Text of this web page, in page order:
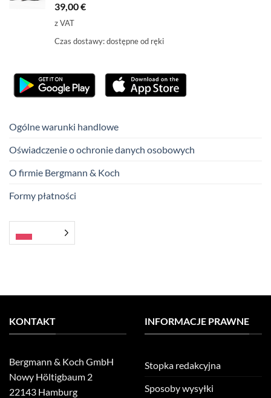
39,00€
z VAT
Czas dostawy:dostępne od ręki
Ogólne warunki handlowe
Oświadczenie o ochronie danych osobowych
O firmie Bergmann & Koch
Formy płatności
KONTAKT
Bergmann & Koch GmbH
Nowy Höltigbaum 2
22143 Hamburg
INFORMACJE PRAWNE
Stopka redakcyjna
Sposoby wysyłki